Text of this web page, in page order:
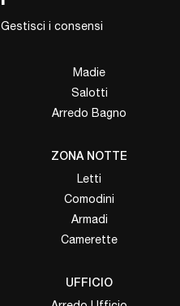
Gestisci i consensi
Madie
Salotti
Arredo Bagno
ZONA NOTTE
Letti
Comodini
Armadi
Camerette
UFFICIO